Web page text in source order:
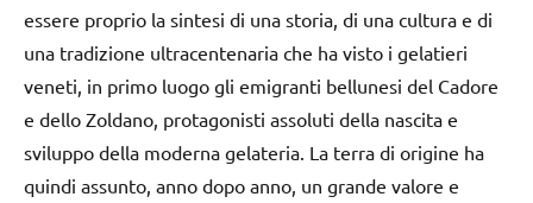
essere proprio la sintesi di una storia, di una cultura e di
una tradizione ultracentenaria che ha visto i gelatieri
veneti, in primo luogo gli emigranti bellunesi del Cadore
e dello Zoldano, protagonisti assoluti della nascita e
sviluppo della moderna gelateria. La terra di origine ha
quindi assunto, anno dopo anno, un grande valore e